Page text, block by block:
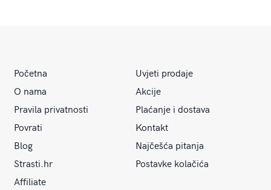
Početna
Uvjeti prodaje
O nama
Akcije
Pravila privatnosti
Plaćanje i dostava
Povrati
Kontakt
Blog
Najčešća pitanja
Strasti.hr
Postavke kolačića
Affiliate